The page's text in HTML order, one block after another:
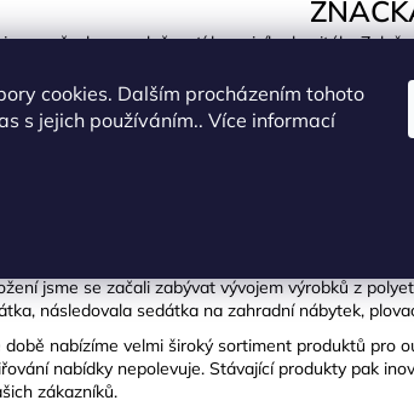
cookies. Dalším procházením tohoto
s jejich používáním.. Více informací
je ryze českou společností bez cizího kapitálu.
sídlíme v Hradci Králové, kde máme výrobní
kterou jsme otevřeli v roce 2020.
zdaleka nebyla tam, kde je.
se snažíme zpříjemnit zákazníkům pobyt v
a udělat z vodních sportů větší zábavu. To je
jsme se začali zabývat vývojem výrobků z
následovala sedátka na zahradní nábytek,
době nabízíme velmi široký sortiment produktů pro
nabídky nepolevuje. Stávající produkty pak
zákazníků.